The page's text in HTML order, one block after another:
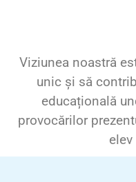
Viziunea noastră
unic și să
educațională
provocărilor